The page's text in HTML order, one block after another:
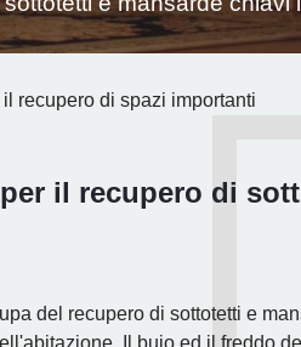
recupero di spazi importanti
il recupero di
del recupero di sottotetti e
Il buio ed il freddo